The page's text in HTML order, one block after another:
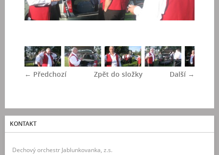
← Předchozí Další →
Zpět do složky
KONTAKT
Dechový orchestr Jablunkovanka, z.s.